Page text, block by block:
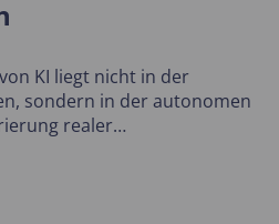
KI liegt nicht in der
sondern in der autonomen
realer